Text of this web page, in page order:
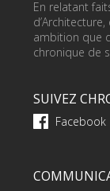
En relatant
ambition que
chronique de
SUIVEZ
Facebook